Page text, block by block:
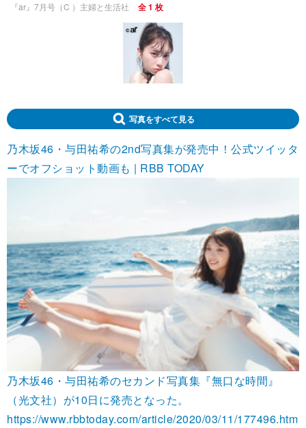
『ar』7月号（C ）主婦と生活社 全 1 枚
写真をすべて見る
乃木坂46・与田祐希の2nd写真集が発売中！公式ツイッタ
ーでオフショット動画も | RBB TODAY
乃木坂46・与田祐希のセカンド写真集『無口な時間』
（光文社）が10日に発売となった。
https://www.rbbtoday.com/article/2020/03/11/177496.htm